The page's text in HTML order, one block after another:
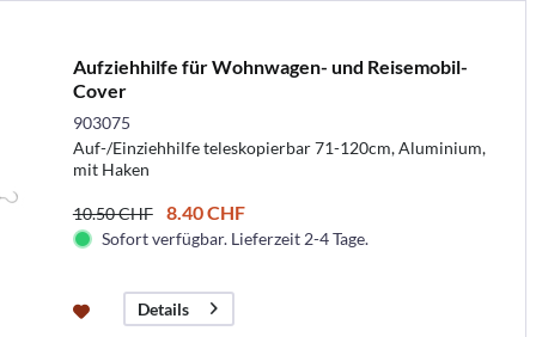
Aufziehhilfe für Wohnwagen- und Reisemobil-
Cover
903075
Auf-/Einziehhilfe teleskopierbar 71-120cm, Aluminium,
mit Haken
10.50 CHF 8.40 CHF
Sofort verfügbar. Lieferzeit 2-4 Tage.
Details